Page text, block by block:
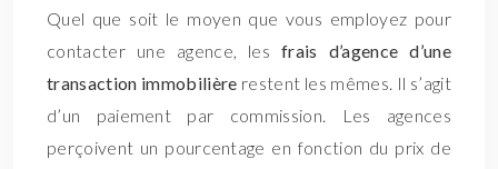
Quel que soit le moyen que vous employez pour
contacter une agence, lesfrais d’agence d’une
transaction immobilière restent les mêmes. Il s’agit
d’un paiement par commission. Les agences
perçoivent un pourcentage en fonction du prix de